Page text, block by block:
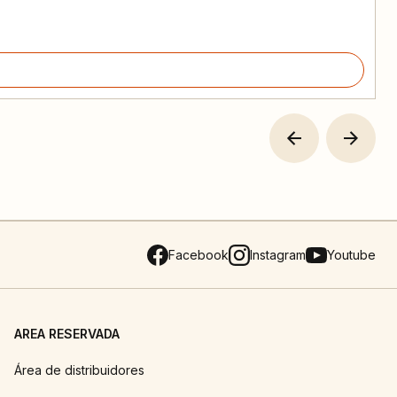
Facebook Instagram Youtube
AREA RESERVADA
Área de distribuidores